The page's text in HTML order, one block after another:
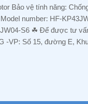
Bảo vệ tính năng:
number: HF-
S6 ☘ ️Để được tư
-VP: Số 15, đường E,
#CamBien #Sensor
#Schneider